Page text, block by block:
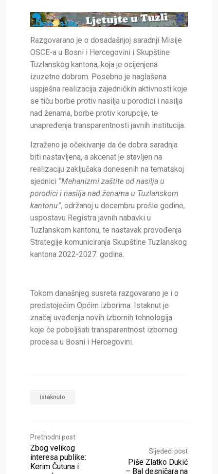
Razgovarano je o dosadašnjoj saradnji Misije
OSCE-a u Bosni i Hercegovini i Skupštine
Tuzlanskog kantona, koja je ocijenjena
izuzetno dobrom. Posebno je naglašena
uspješna realizacija zajedničkih aktivnosti koje
se tiču borbe protiv nasilja u porodici i nasilja
nad ženama, borbe protiv korupcije, te
unapređenja transparentnosti javnih institucija.
Izraženo je očekivanje da će dobra saradnja
biti nastavljena, a akcenat je stavljen na
realizaciju zaključaka donesenih na tematskoj
sjednici “Mehanizmi zaštite od nasilja u
porodici i nasilja nad ženama u Tuzlanskom
kantonu”, održanoj u decembru prošle godine,
uspostavu Registra javnih nabavki u
Tuzlanskom kantonu, te nastavak provođenja
Strategije komuniciranja Skupštine Tuzlanskog
kantona 2022-2027. godina.
Tokom današnjeg susreta razgovarano je i o
predstojećim Općim izborima. Istaknut je
značaj uvođenja novih izbornih tehnologija
koje će poboljšati transparentnost izbornog
procesa u Bosni i Hercegovini.
istaknuto
Prethodni post
Zbog velikog
interesa publike:
Kerim Čutuna i
Sljedeći post
Piše Zlatko Dukić
– Bal desničara na